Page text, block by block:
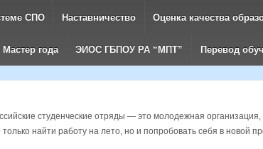
СПО Наставничество Оценка качества
Мастер года ЭИОС ГБПОУ РА “МПТ” Перевод
студенческие отряды — это молодежная организация,
найти работу на лето, но и попробовать себя в новой